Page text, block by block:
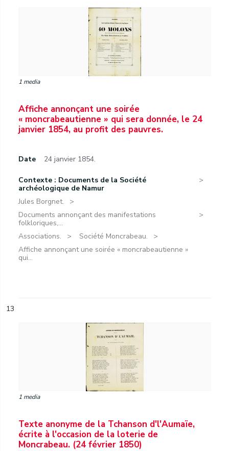
1 media
Affiche annonçant une soirée
« moncrabeautienne » qui sera donnée, le 24
janvier 1854, au profit des pauvres.
Date 24 janvier 1854.
Contexte : Documents de la Société
archéologique de Namur
Jules Borgnet.
Documents annonçant des manifestations
folkloriques,...
Associations.
Société Moncrabeau.
Affiche annonçant une soirée « moncrabeautienne »
qui...
13
1 media
Texte anonyme de la Tchanson d'l'Aumaïe,
écrite à l'occasion de la loterie de
Moncrabeau. (24 février 1850)